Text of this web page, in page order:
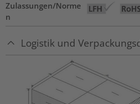
Zulassungen/Norme
n
Logistik und